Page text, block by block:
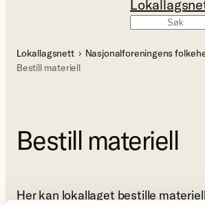
Lokallagsnett
Nasjonalforeningens
Bestill materiell
Bestill materiell
Her kan lokallaget bestille